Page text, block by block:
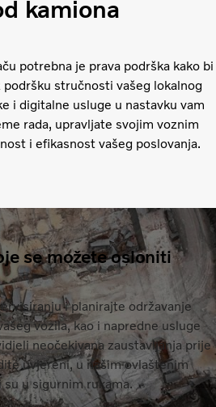
kamiona
potrebna je prava podrška kako bi
stručnosti vašeg lokalnog
i digitalne usluge u nastavku vam
rada, upravljate svojim voznim
i efikasnost vašeg poslovanja.
se možete osloniti
i planirajte održavanje
vozila, kao i napredne usluge
neočekivana zaustavljanja prije
uvjereni, u našim ovlaštenim
su u sigurnim rukama.